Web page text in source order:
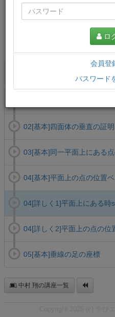
02[基本]四面体の垂直の証明
03[基本]同一平面上にある
04[基本]平面上の点の位置
04[詳しく1]平面上にある時
04[詳しく2]平面上の点の位
05[基本]垂線の足の座標
中村 翔の講座一覧
ロ
会員登
パスワード